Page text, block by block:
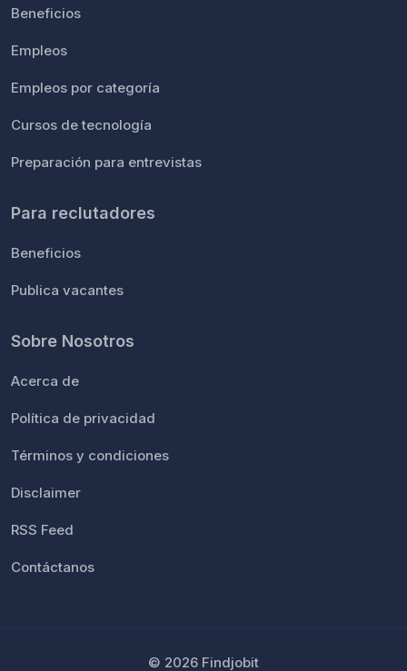
Beneficios
Empleos
Empleos por categoría
Cursos de tecnología
Preparación para entrevistas
Para reclutadores
Beneficios
Publica vacantes
Sobre Nosotros
Acerca de
Política de privacidad
Términos y condiciones
Disclaimer
RSS Feed
Contáctanos
© 2026 Findjobit